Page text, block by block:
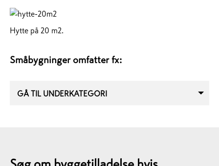
Hytte på 20 m2.
Småbygninger omfatter fx:
GÅ TIL UNDERKATEGORI